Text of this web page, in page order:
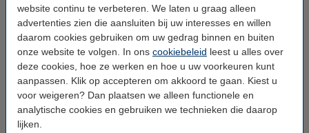
website continu te verbeteren. We laten u graag alleen
advertenties zien die aansluiten bij uw interesses en willen
daarom cookies gebruiken om uw gedrag binnen en buiten
onze website te volgen. In ons cookiebeleid leest u alles over
deze cookies, hoe ze werken en hoe u uw voorkeuren kunt
aanpassen. Klik op accepteren om akkoord te gaan. Kiest u
voor weigeren? Dan plaatsen we alleen functionele en
analytische cookies en gebruiken we technieken die daarop
lijken.
Voltage: 3,7 V
Batterij type: Li-ion
Afmetingen: 42 x 36 x 10 mm
Veiligheidsinformatieblad: Handleiding
Dit product vervangt partnummers:
02491-0028-00